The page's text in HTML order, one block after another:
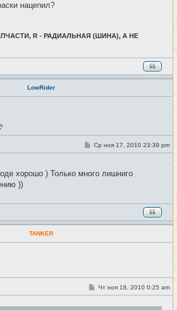
нацепил?
R - РАДИАЛЬНАЯ (ШИНА), А НЕ
LowRider
#3
С
о
щ
е
Ср ноя 17, 2010 23:39 pm
хорошо ) Только много лишниго
))
TANKER
#4
С
о
Чт ноя 18, 2010 0:25 am